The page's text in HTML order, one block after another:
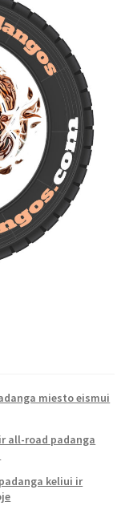
miesto eismui
all-road padanga
keliui ir